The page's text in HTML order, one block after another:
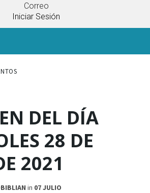
Correo
Iniciar Sesión
DEL DÍA
28 DE
2021
in 07 JULIO